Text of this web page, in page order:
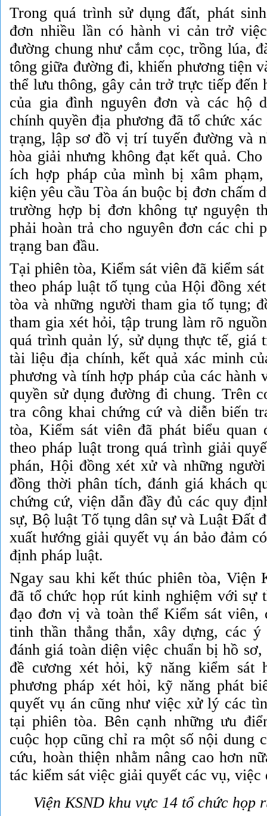
Trong quá trình sử dụng đất, phát
đơn nhiều lần có hành vi cản trở
đường chung như cắm cọc, trồng lúa,
tông giữa đường đi, khiến phương tiện
thể lưu thông, gây cản trở trực tiếp đến
của gia đình nguyên đơn và các hộ
chính quyền địa phương đã tổ chức
trạng, lập sơ đồ vị trí tuyến đường và
hòa giải nhưng không đạt kết quả.
ích hợp pháp của mình bị xâm
kiện yêu cầu Tòa án buộc bị đơn chấm
trường hợp bị đơn không tự nguyện
phải hoàn trả cho nguyên đơn các chi
trạng ban đầu.
Tại phiên tòa, Kiểm sát viên đã kiểm
theo pháp luật tố tụng của Hội đồng
tòa và những người tham gia tố tụng;
tham gia xét hỏi, tập trung làm rõ
quá trình quản lý, sử dụng thực tế, giá
tài liệu địa chính, kết quả xác minh
phương và tính hợp pháp của các hành
quyền sử dụng đường đi chung. Trên
tra công khai chứng cứ và diễn biến
tòa, Kiểm sát viên đã phát biểu quan
theo pháp luật trong quá trình giải
phán, Hội đồng xét xử và những
đồng thời phân tích, đánh giá khách
chứng cứ, viện dẫn đầy đủ các quy
sự, Bộ luật Tố tụng dân sự và Luật Đất
xuất hướng giải quyết vụ án bảo đảm
định pháp luật.
Ngay sau khi kết thúc phiên tòa, Viện
đã tổ chức họp rút kinh nghiệm với sự
đạo đơn vị và toàn thể Kiểm sát viên,
tinh thần thẳng thắn, xây dựng, các
đánh giá toàn diện việc chuẩn bị hồ
đề cương xét hỏi, kỹ năng kiểm sát
phương pháp xét hỏi, kỹ năng phát
quyết vụ án cũng như việc xử lý các
tại phiên tòa. Bên cạnh những ưu
cuộc họp cũng chỉ ra một số nội dung
cứu, hoàn thiện nhằm nâng cao hơn
tác kiểm sát việc giải quyết các vụ, việc
Viện KSND khu vực 14 tổ chức họp